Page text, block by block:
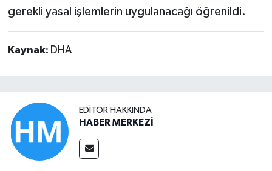
gerekli yasal işlemlerin uygulanacağı öğrenildi.
Kaynak: DHA
EDITÖR HAKKINDA
HABER MERKEZİ